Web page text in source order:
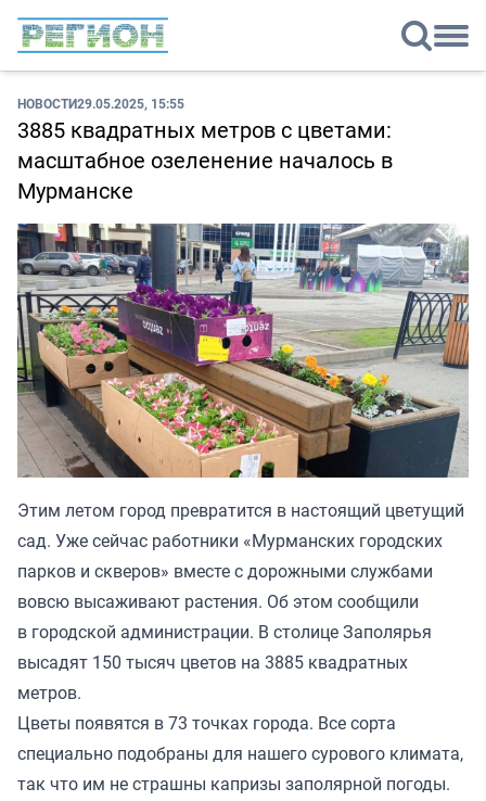
НОВОСТИ29.05.2025, 15:55
3885 квадратных метров с цветами:
масштабное озеленение началось в
Мурманске
Этим летом город превратится в настоящий цветущий
сад. Уже сейчас работники «Мурманских городских
парков и скверов» вместе с дорожными службами
вовсю высаживают растения. Об этом сообщили
в городской администрации. В столице Заполярья
высадят 150 тысяч цветов на 3885 квадратных
метров.
Цветы появятся в 73 точках города. Все сорта
специально подобраны для нашего сурового климата,
так что им не страшны капризы заполярной погоды.